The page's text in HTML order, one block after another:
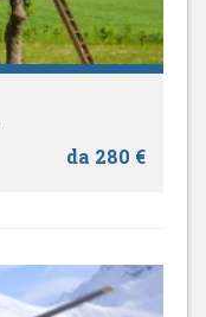
da 280 €